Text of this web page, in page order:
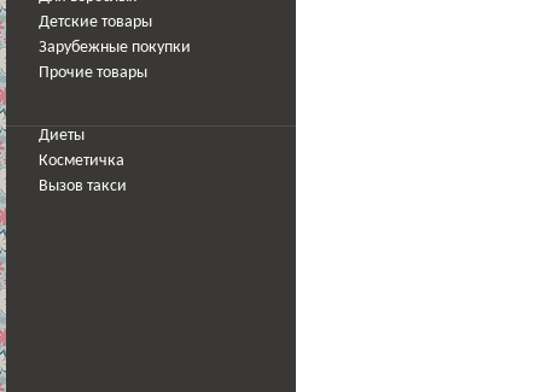
Детские товары
Зарубежные покупки
Прочие товары
Диеты
Косметичка
Вызов такси